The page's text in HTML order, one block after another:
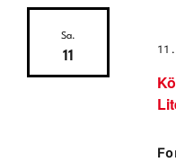
Sa.
11